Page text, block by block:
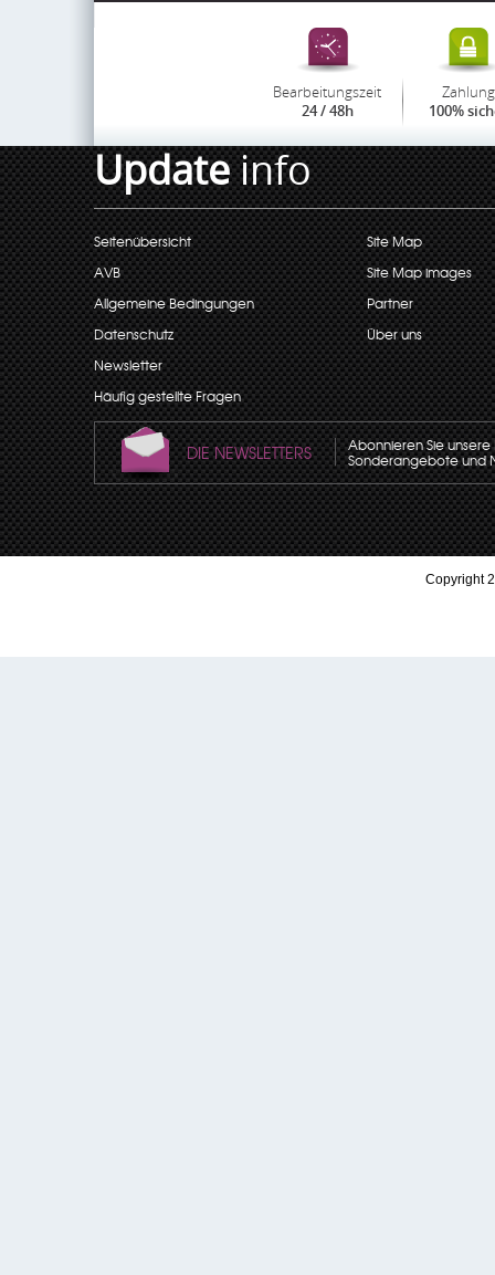
Bearbeitungszeit
24 / 48h
Zahlung
100%
Updateinfo
Seitenübersicht
AVB
Allgemeine Bedingungen
Datenschutz
Newsletter
Häufig gestellte Fragen
Site Map
Site Map images
Partner
Über uns
DIE NEWSLETTERS Abonnieren Sie
Sonderangebote und
Copyright